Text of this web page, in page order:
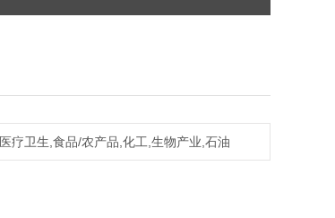
医疗卫生,食品/农产品,化工,生物产业,石油